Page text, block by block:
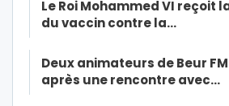
Le Roi Mohammed VI reçoit
du vaccin contre la…
Deux animateurs de Beur
après une rencontre avec…